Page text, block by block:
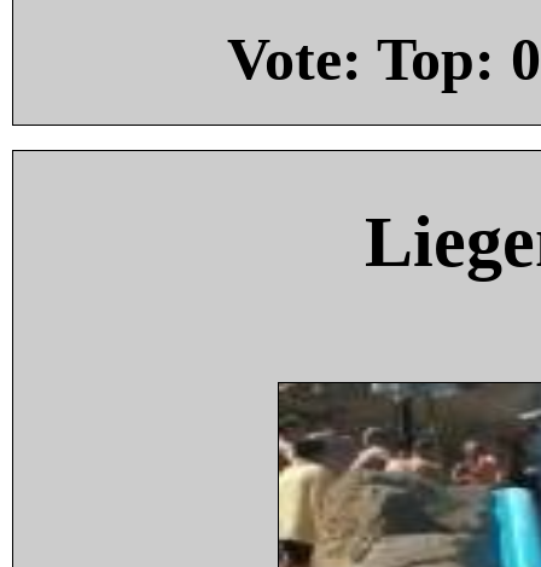
Vote: Top: 0